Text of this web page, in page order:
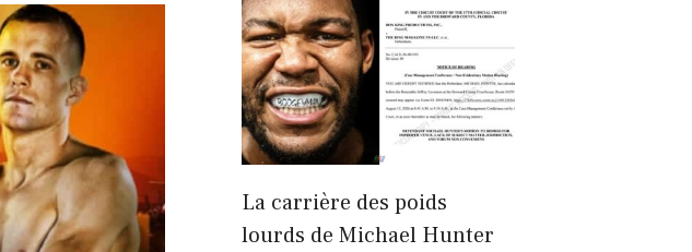
La carrière des poids
lourds de Michael Hunter